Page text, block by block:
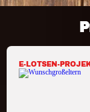
E-LOTSEN-